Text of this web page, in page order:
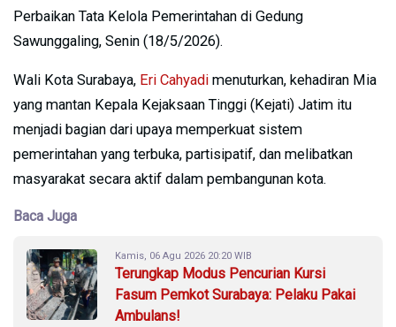
Perbaikan Tata Kelola Pemerintahan di Gedung
Sawunggaling, Senin (18/5/2026).
Wali Kota Surabaya, Eri Cahyadi menuturkan, kehadiran Mia
yang mantan Kepala Kejaksaan Tinggi (Kejati) Jatim itu
menjadi bagian dari upaya memperkuat sistem
pemerintahan yang terbuka, partisipatif, dan melibatkan
masyarakat secara aktif dalam pembangunan kota.
Baca Juga
Kamis, 06 Agu 2026 20:20 WIB
Terungkap Modus Pencurian Kursi
Fasum Pemkot Surabaya: Pelaku Pakai
Ambulans!